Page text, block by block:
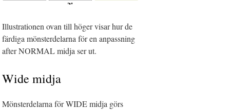
Illustrationen ovan till höger visar hur de
färdiga mönsterdelarna för en anpassning
after NORMAL midja ser ut.
Wide midja
Mönsterdelarna för WIDE midja görs